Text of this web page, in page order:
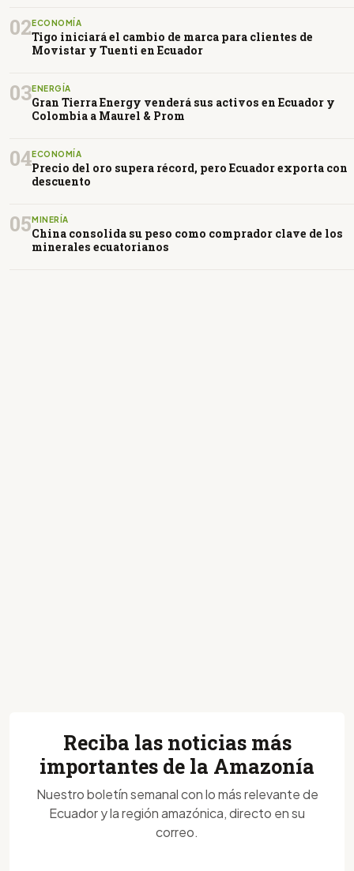
02ECONOMÍA
Tigo iniciará el cambio de marca para clientes de
Movistar y Tuenti en Ecuador
03ENERGÍA
Gran Tierra Energy venderá sus activos en Ecuador y
Colombia a Maurel & Prom
04ECONOMÍA
Precio del oro supera récord, pero Ecuador exporta con
descuento
05MINERÍA
China consolida su peso como comprador clave de los
minerales ecuatorianos
Reciba las noticias más
importantes de la Amazonía
Nuestro boletín semanal con lo más relevante de
Ecuador y la región amazónica, directo en su
correo.